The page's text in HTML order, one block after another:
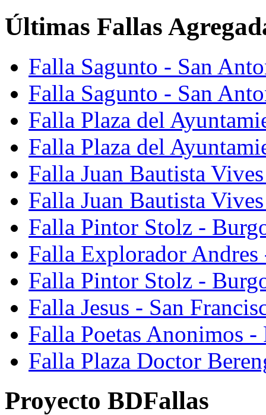
Últimas Fallas
Falla Sagunto - San
Falla Sagunto - San
Falla Plaza del
Falla Plaza del
Falla Juan Bautista
Falla Juan Bautista
Falla Pintor Stolz -
Falla Explorador Andres
Falla Pintor Stolz -
Falla Jesus - San
Falla Poetas Anonimos
Falla Plaza Doctor
Proyecto BDFallas